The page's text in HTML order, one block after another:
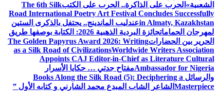
الشعبية» الحرب على الذاكرة.. الحرب على الكتبThe 6th Silk
Road International Poetry Art Festival Concludes Successfully
in Almaty, Kazakhstanعندليب الماندينج.. يحتفل بالذكرى الستين
لمهرجان الحمامات
جائزة البردية الذهبية 2026: الكتابة بوصفها طريق
الحرير بين الحضاراتThe Golden Papyrus Award 2026: Writing
as a Silk Road of CivilizationsWorldwide Writers Association
Appoints CAJ Editor-in-Chief as Literature Cultural
Ambassador for Nigeriaمفتاح جدتي … حكايا الأسرار
والرسائل Books Along the Silk Road (5): Deciphering a
Masterpiece الشاعر الشاب المبدع محمد الشارني و كتابه الأول ”